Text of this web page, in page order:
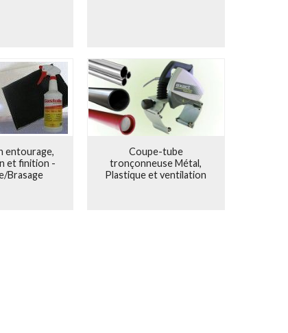
confiance, responsabilité, efficacité, qualité,
entourage,
et finition -
Brasage
Coupe-tube
tronçonneuse Métal,
Plastique et ventilation